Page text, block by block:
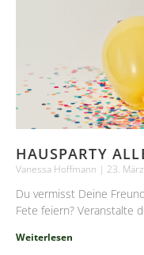
HAUSPARTY
Vanessa Hoffmann 23.
Du vermisst Deine
Fete feiern? Veranstalte
Weiterlesen